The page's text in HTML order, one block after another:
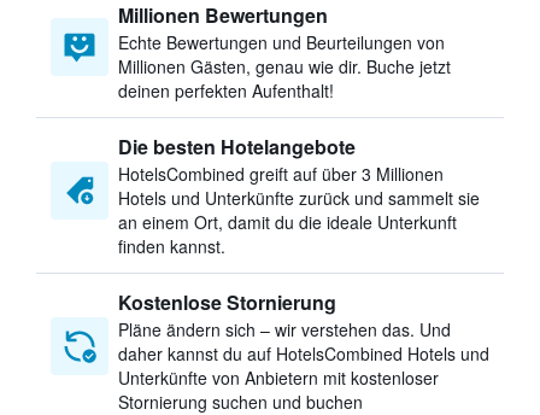
Millionen Bewertungen
Echte Bewertungen und Beurteilungen von
Millionen Gästen, genau wie dir. Buche jetzt
deinen perfekten Aufenthalt!
Die besten Hotelangebote
HotelsCombined greift auf über 3 Millionen
Hotels und Unterkünfte zurück und sammelt sie
an einem Ort, damit du die ideale Unterkunft
finden kannst.
Kostenlose Stornierung
Pläne ändern sich – wir verstehen das. Und
daher kannst du auf HotelsCombined Hotels und
Unterkünfte von Anbietern mit kostenloser
Stornierung suchen und buchen